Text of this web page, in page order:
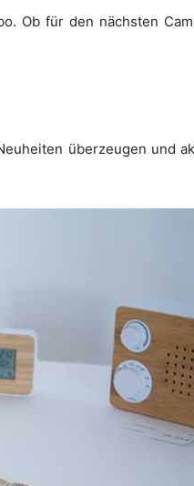
Ob für den nächsten
überzeugen und